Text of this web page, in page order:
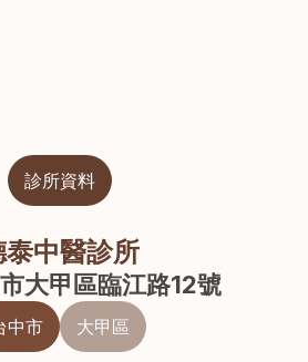
診所資料
泰中醫診所
大甲區臨江路12號
中市 大甲區